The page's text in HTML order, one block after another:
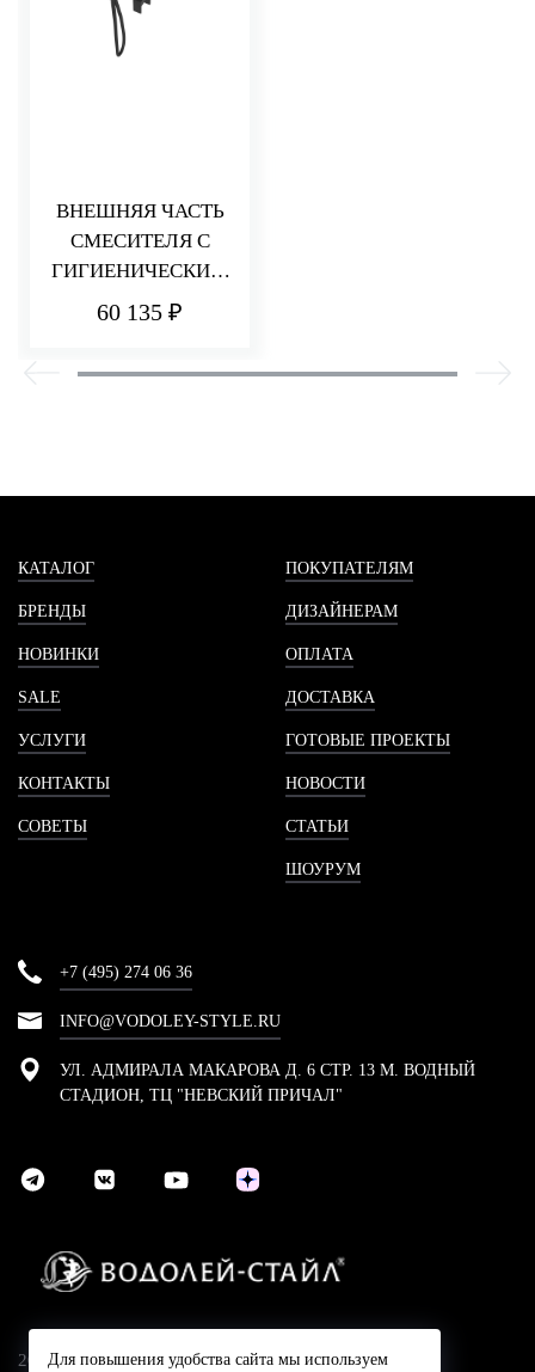
ВНЕШНЯЯ ЧАСТЬ
СМЕСИТЕЛЯ С
ГИГИЕНИЧЕСКИМ
ДУШЕМ
60 135 ₽
КАТАЛОГ
БРЕНДЫ
НОВИНКИ
SALE
УСЛУГИ
КОНТАКТЫ
СОВЕТЫ
ПОКУПАТЕЛЯМ
ДИЗАЙНЕРАМ
ОПЛАТА
ДОСТАВКА
ГОТОВЫЕ ПРОЕКТЫ
НОВОСТИ
СТАТЬИ
ШОУРУМ
+7 (495) 274 06 36
INFO@VODOLEY-STYLE.RU
УЛ. АДМИРАЛА МАКАРОВА Д. 6 СТР. 13 М. ВОДНЫЙ
СТАДИОН, ТЦ "НЕВСКИЙ ПРИЧАЛ"
2024 © Компания Водолей-Cтайл
Для повышения удобства сайта мы используем